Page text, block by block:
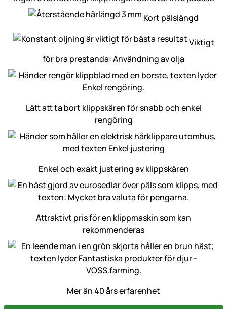
Kort pälslängd
Viktigt
för bra prestanda: Användning av olja
Lätt att ta bort klippskären för snabb och enkel
rengöring
Enkel och exakt justering av klippskären
Attraktivt pris för en klippmaskin som kan
rekommenderas
Mer än 40 års erfarenhet